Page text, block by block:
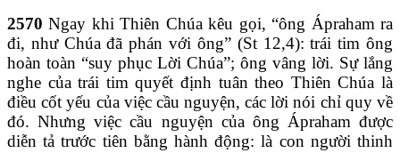
2570Ngay khi Thiên Chúa kêu gọi, “ông Ápraham ra
đi, như Chúa đã phán với ông” (St 12,4): trái tim ông
hoàn toàn “suy phục Lời Chúa”; ông vâng lời. Sự lắng
nghe của trái tim quyết định tuân theo Thiên Chúa là
điều cốt yếu của việc cầu nguyện, các lời nói chỉ quy về
đó. Nhưng việc cầu nguyện của ông Ápraham được
diễn tả trước tiên bằng hành động: là con người thinh